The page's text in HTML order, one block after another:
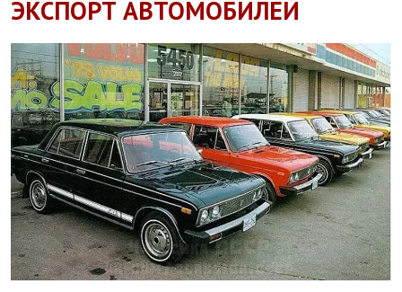
ЭКСПОРТ АВТОМОБИЛЕЙ